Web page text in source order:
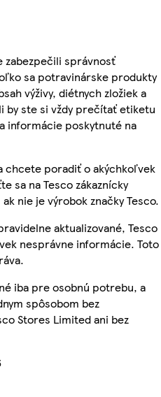
zabezpečili správnosť
sa potravinárske produkty
výživy, diétnych zložiek a
by ste si vždy prečítať etiketu
informácie poskytnuté na
chcete poradiť o akýchkoľvek
sa na Tesco zákaznícky
nie je výrobok značky Tesco.
aktualizované, Tesco
nesprávne informácie. Toto
iba pre osobnú potrebu, a
spôsobom bez
Stores Limited ani bez